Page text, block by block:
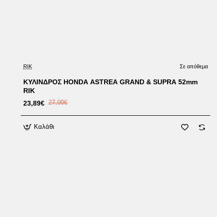
RIK Σε απόθεμα
ΚΥΛΙΝΔΡΟΣ HONDA ASTREA GRAND & SUPRA 52mm
RIK
23,89€ 27,00€
Καλάθι